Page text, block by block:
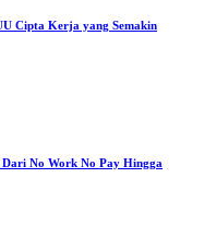
Cipta Kerja yang Semakin
No Work No Pay Hingga